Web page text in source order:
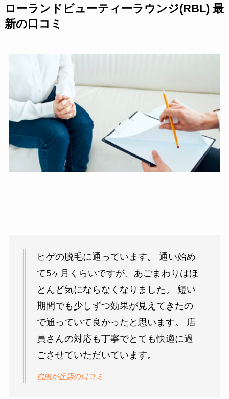
ローランドビューティーラウンジ(RBL) 最
新の口コミ
ヒゲの脱毛に通っています。 通い始め
て5ヶ月くらいですが、あごまわりはほ
とんど気にならなくなりました。 短い
期間でも少しずつ効果が見えてきたの
で通っていて良かったと思います。 店
員さんの対応も丁寧でとても快適に過
ごさせていただいています。
自由が丘店の口コミ